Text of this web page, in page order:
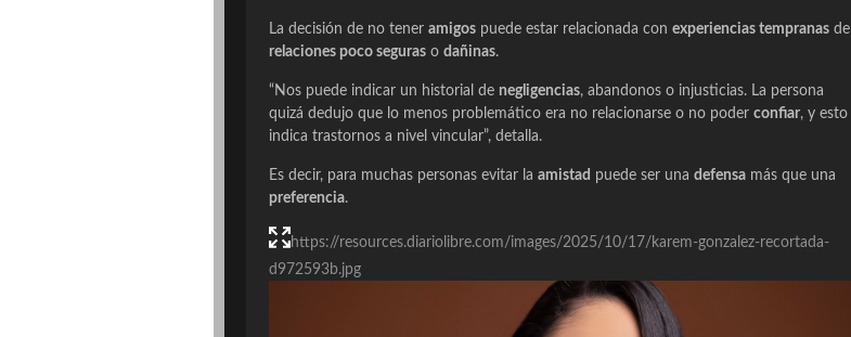
La decisión de no tener amigos puede estar relacionada con experiencias tempranas de
relaciones poco seguras o dañinas.
“Nos puede indicar un historial de negligencias, abandonos o injusticias. La persona
quizá dedujo que lo menos problemático era no relacionarse o no poder confiar, y esto
indica trastornos a nivel vincular”, detalla.
Es decir, para muchas personas evitar la amistad puede ser una defensa más que una
preferencia.
https://resources.diariolibre.com/images/2025/10/17/karem-gonzalez-recortada-
d972593b.jpg